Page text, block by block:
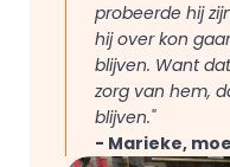
probeerde hij
hij over kon
blijven. Want
zorg van hem,
blijven."
- Marieke,